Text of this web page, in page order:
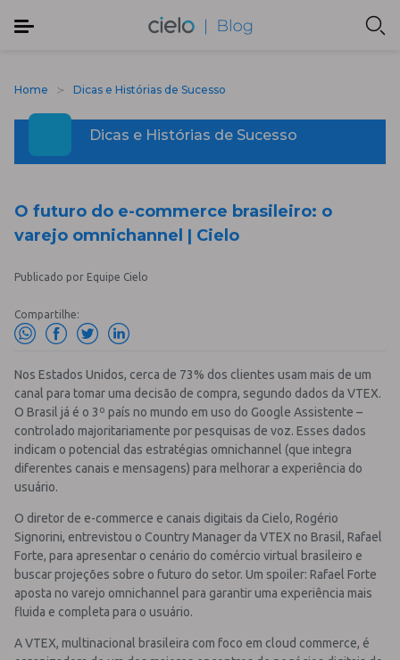
Home Dicas e Histórias de Sucesso
Dicas e Histórias de Sucesso
O futuro do e-commerce brasileiro: o
varejo omnichannel | Cielo
Publicado por Equipe Cielo
Compartilhe:
Nos Estados Unidos, cerca de 73% dos clientes usam mais de um
canal para tomar uma decisão de compra, segundo dados da VTEX.
O Brasil já é o 3º país no mundo em uso do Google Assistente –
controlado majoritariamente por pesquisas de voz. Esses dados
indicam o potencial das estratégias omnichannel (que integra
diferentes canais e mensagens) para melhorar a experiência do
usuário.
O diretor de e-commerce e canais digitais da Cielo, Rogério
Signorini, entrevistou o Country Manager da VTEX no Brasil, Rafael
Forte, para apresentar o cenário do comércio virtual brasileiro e
buscar projeções sobre o futuro do setor. Um spoiler: Rafael Forte
aposta no varejo omnichannel para garantir uma experiência mais
fluida e completa para o usuário.
A VTEX, multinacional brasileira com foco em cloud commerce, é